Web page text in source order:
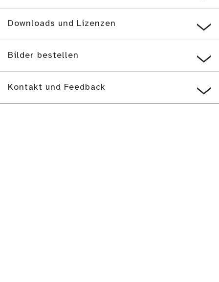
Downloads und Lizenzen
Bilder bestellen
Kontakt und Feedback